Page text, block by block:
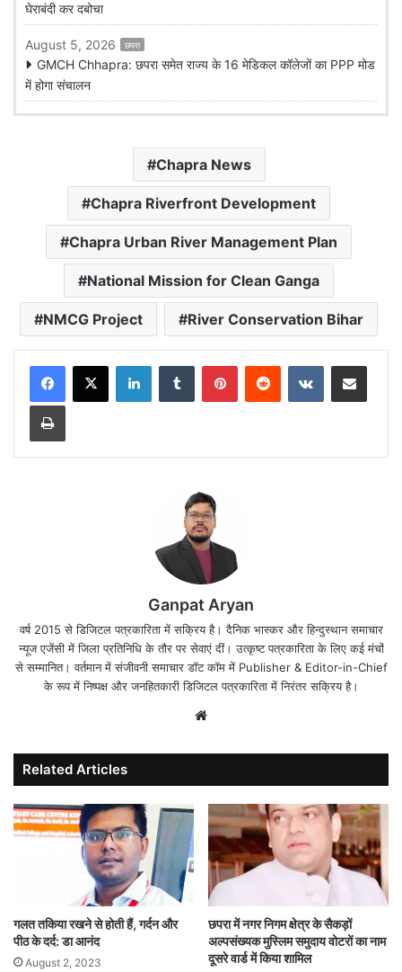
घेराबंदी कर दबोचा
August 5, 2026 छपरा
GMCH Chhapra: छपरा समेत राज्य के 16 मेडिकल कॉलेजों का PPP मोड
में होगा संचालन
Chapra News
Chapra Riverfront Development
Chapra Urban River Management Plan
National Mission for Clean Ganga
NMCG Project River Conservation Bihar
LinkedInTumblr PinterestReddit VKontakteShare via Email
Print
Ganpat Aryan
वर्ष 2015 से डिजिटल पत्रकारिता में सक्रिय है। दैनिक भास्कर और हिन्दुस्थान समाचार
न्यूज एजेंसी में जिला प्रतिनिधि के तौर पर सेवाएं दीं। उत्कृष्ट पत्रकारिता के लिए कई मंचों
से सम्मानित। वर्तमान में संजीवनी समाचार डॉट कॉम में Publisher & Editor-in-Chief
के रूप में निष्पक्ष और जनहितकारी डिजिटल पत्रकारिता में निरंतर सक्रिय है।
Related Articles
गलत तकिया रखने से होती हैं, गर्दन और
पीठ के दर्द: डा आनंद
August 2, 2023
छपरा में नगर निगम क्षेत्र के सैकड़ों
अल्पसंख्यक मुस्लिम समुदाय वोटरों का नाम
दूसरे वार्ड में किया शामिल